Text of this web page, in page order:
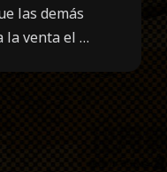
las demás
la venta el …